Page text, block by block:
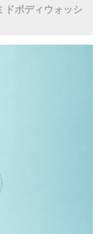
ドボディウォッシ